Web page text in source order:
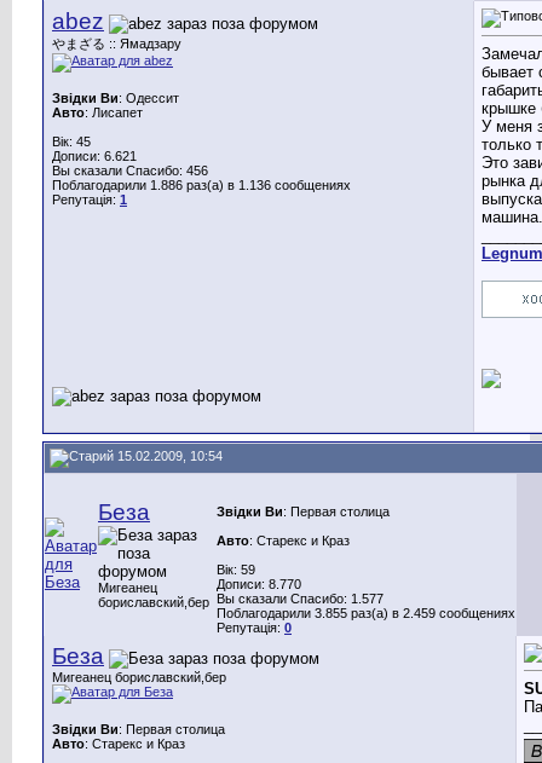
abez
やまざる :: Ямадзару
Звідки Ви: Одессит
Авто: Лисапет
Вік: 45
Дописи: 6.621
Вы сказали Спасибо: 456
Поблагодарили 1.886 раз(а) в 1.136 сообщениях
Репутація: 1
бывает
крышке
У меня
только
Это
рынка
машина.
Legnum
15.02.2009, 10:54
Беза
Мигеанец
бориславский,бер
Звідки Ви: Первая столица
Авто: Старекс и Краз
Вік: 59
Дописи: 8.770
Вы сказали Спасибо: 1.577
Поблагодарили 3.855 раз(а) в 2.459 сообщениях
Репутація: 0
Беза
Мигеанец бориславский,бер
Звідки Ви: Первая столица
Авто: Старекс и Краз